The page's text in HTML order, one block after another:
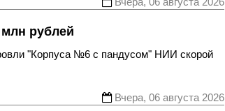
рублей
"Корпуса №6 с пандусом" НИИ скорой
Вчера, 06 августа 2026